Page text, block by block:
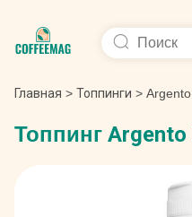
Главная > Топпинги > Argento
Топпинг